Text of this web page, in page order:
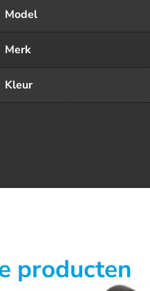
Model
Merk
Kleur
producten